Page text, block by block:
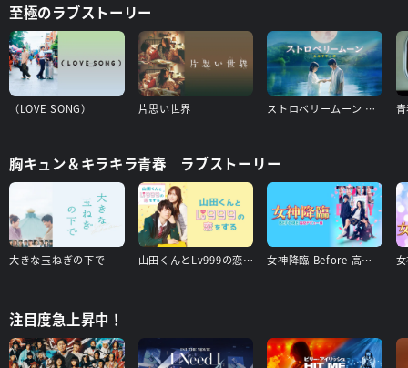
至極のラブストーリー
（LOVE SONG） 片思い世界 ストロベリームーン 余命半年の恋
胸キュン＆キラキラ青春 ラブストーリー
大きな玉ねぎの下で 山田くんとLv999の恋をする 女神降臨 Before 高校デビュー編
注目度急上昇中！